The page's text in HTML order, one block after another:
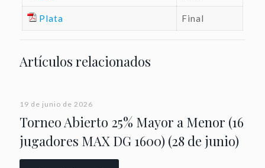
Plata Final
Artículos relacionados
19 de junio de 2026
Torneo Abierto 25% Mayor a Menor (16
jugadores MAX DG 1600) (28 de junio)